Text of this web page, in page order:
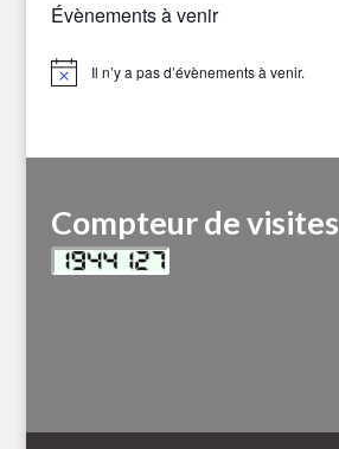
Évènements à venir
Notice Il n’y a pas d’évènements à venir.
Compteur de visites